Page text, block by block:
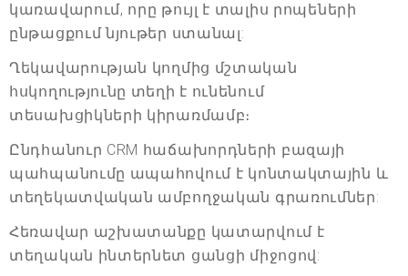
կառավարում, որը թույլ է տալիս րոպեների
ընթացքում նյութեր ստանալ:
Ղեկավարության կողմից մշտական
հսկողությունը տեղի է ունենում
տեսախցիկների կիրառմամբ։
Ընդհանուր CRM հաճախորդների բազայի
պահպանումը ապահովում է կոնտակտային և
տեղեկատվական ամբողջական գրառումներ:
Հեռավար աշխատանքը կատարվում է
տեղական ինտերնետ ցանցի միջոցով: